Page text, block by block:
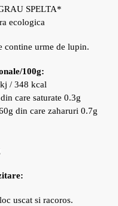
SPELTA*
ecologica
contine urme de lupin.
100g:
/ 348 kcal
care saturate 0.3g
din care zaharuri 0.7g
uscat si racoros.